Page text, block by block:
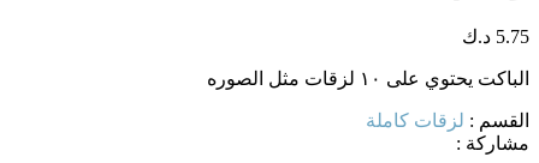
5.75 د.ك
الباكت يحتوي على ١٠ لزقات مثل الصوره
القسم : لزقات كاملة
مشاركة :